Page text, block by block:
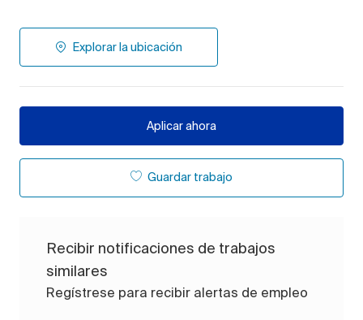
Explorar la ubicación
Aplicar ahora
Guardar trabajo
Recibir notificaciones de trabajos
similares
Regístrese para recibir alertas de empleo